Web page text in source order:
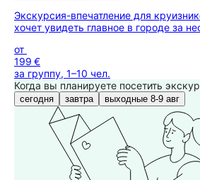
Экскурсия-впечатление для
хочет увидеть главное в городе за
от
199 €
за группу, 1–10 чел.
Когда вы планируете посетить
сегодня завтра выходные 8-9 авг